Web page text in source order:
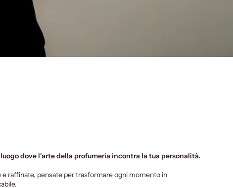
dove l'arte della profumeria incontra la tua personalità.
e raffinate, pensate per trasformare ogni momento in